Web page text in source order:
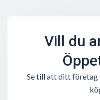
Vill du
Se till att ditt företag